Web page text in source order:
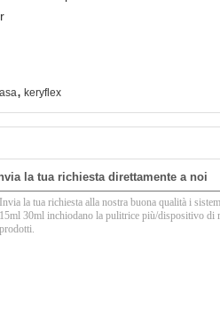
, keryflex
la tua richiesta direttamente a noi